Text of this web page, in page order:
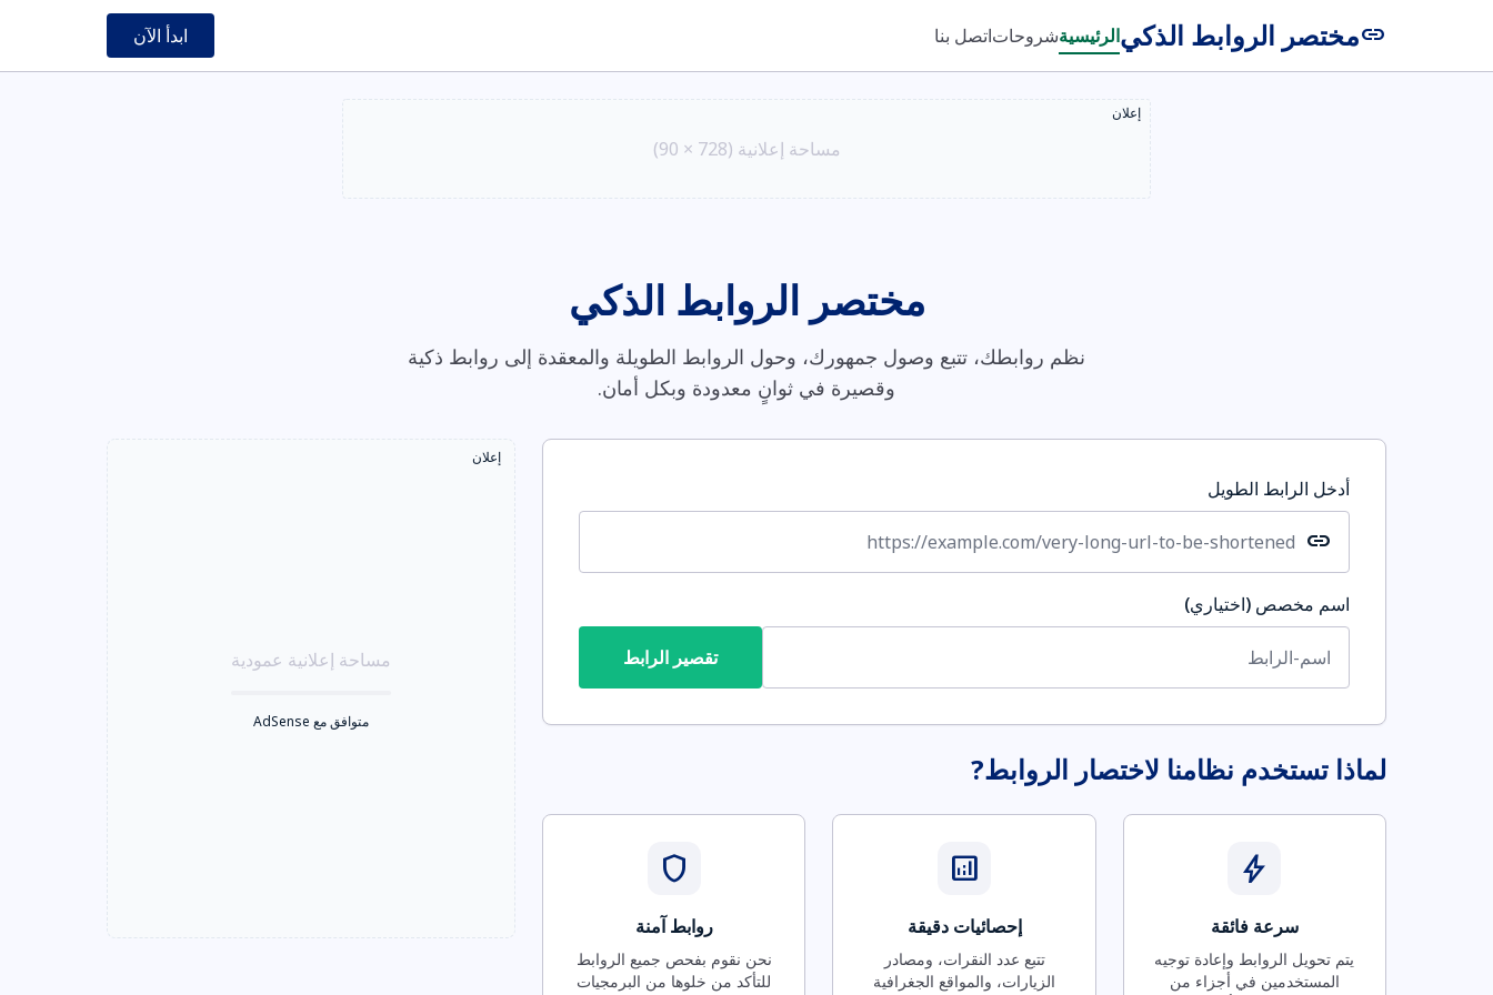
linkمختصر الروابط الذكيالرئيسيةشروحاتاتصل بنا ابدأ الآن
إعلان
مساحة إعلانية (728 × 90)
مختصر الروابط الذكي
نظم روابطك، تتبع وصول جمهورك، وحول الروابط الطويلة والمعقدة إلى روابط ذكية
وقصيرة في ثوانٍ معدودة وبكل أمان.
أدخل الرابط الطويل
link
اسم مخصص (اختياري)
تقصير الرابط
لماذا تستخدم نظامنا لاختصار الروابط?
bolt
سرعة فائقة
يتم تحويل الروابط وإعادة توجيه
المستخدمين في أجزاء من
analytics
إحصائيات دقيقة
تتبع عدد النقرات، ومصادر
الزيارات، والمواقع الجغرافية
shield
روابط آمنة
نحن نقوم بفحص جميع الروابط
للتأكد من خلوها من البرمجيات
إعلان
مساحة إعلانية عمودية
متوافق مع AdSense